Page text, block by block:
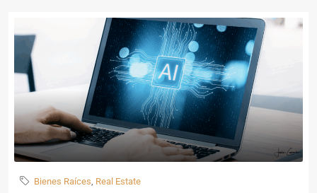
Bienes Raíces, Real Estate